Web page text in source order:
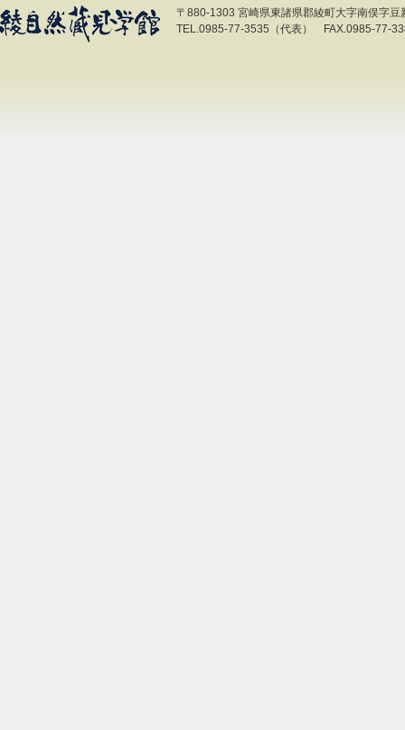
〒880-1303 宮崎県東諸県郡綾町大字南俣字豆
TEL.0985-77-3535（代表） FAX.0985-77-